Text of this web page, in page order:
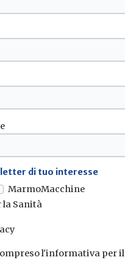
newsletter di
sulle ultime
di efficienza
sostenibilità edile
di tuo interesse
MarmoMacchine
la Sanità
l'informativa per il